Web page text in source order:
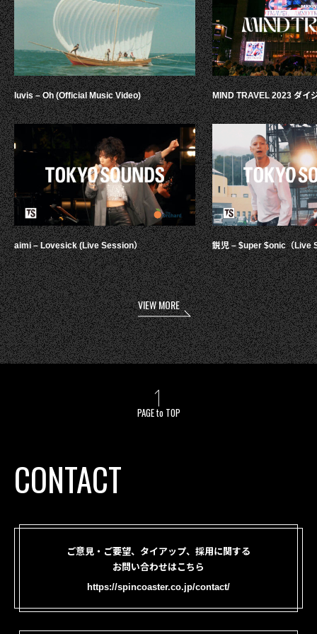
luvis – Oh (Official Music Video)
aimi – Lovesick (Live Session）
MIND TRAVEL 2023 ダイ
鋭児 – $uper $onic（Live
VIEW MORE
PAGE to TOP
CONTACT
ご意見・ご要望、タイアップ、採用に関する
お問い合わせはこちら
https://spincoaster.co.jp/contact/